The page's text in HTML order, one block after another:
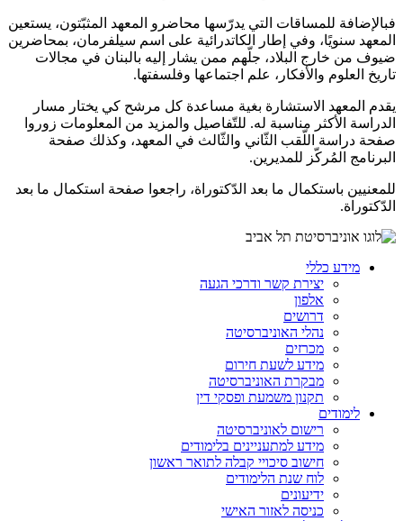
فبالإضافة للمساقات التي يدرّسها محاضرو المعهد المثبّتون، يستعين
المعهد سنويًا، وفي إطار الكاتدرائية على اسم سيلفرمان، بمحاضرين
ضيوف من خارج البلاد، جلّهم ممن يشار إليه بالبنان في مجالات
تاريخ العلوم والأفكار، علم اجتماعها وفلسفتها.
يقدم المعهد الاستشارة بغية مساعدة كل مرشح كي يختار مسار
الدراسة الأكثر مناسبة له. للتّفاصيل والمزيد من المعلومات زوروا
صفحة دراسة اللّقب الثّاني والثّالث في المعهد، وكذلك صفحة
البرنامج المُركّز للمديرين.
للمعنيين باستكمال ما بعد الدّكتوراة، راجعوا صفحة استكمال ما بعد
الدّكتوراة.
מידע כללי
יצירת קשר ודרכי הגעה
אלפון
דרושים
נהלי האוניברסיטה
מכרזים
מידע לשעת חירום
מבקרת האוניברסיטה
תקנון משמעת ופסקי דין
לימודים
רישום לאוניברסיטה
מידע למתעניינים בלימודים
חישוב סיכויי קבלה לתואר ראשון
לוח שנת הלימודים
ידיעונים
כניסה לאזור האישי